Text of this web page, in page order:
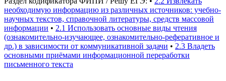
необходимую информацию из различных источников: учебно-
научных текстов, справочной литературы, средств массовой
информации • 2.1 Использовать основные виды чтения
(ознакомительно-изучающее, ознакомительно-реферативное и
др.) в зависимости от коммуникативной задачи • 2.3 Владеть
основными приёмами информационной переработки
письменного текста